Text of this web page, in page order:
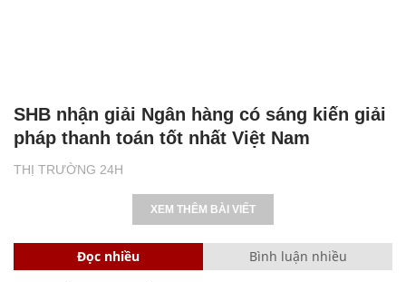
THỊ TRƯỜNG 24H
SHB nhận giải Ngân hàng có sáng kiến giải
pháp thanh toán tốt nhất Việt Nam
XEM THÊM BÀI VIẾT
Đọc nhiều Bình luận nhiều